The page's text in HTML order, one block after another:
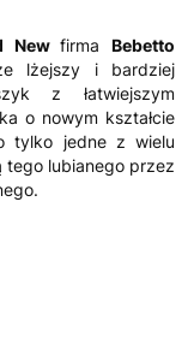
NewfirmaBebetto
lżejszy i bardziej
z łatwiejszym
o nowym kształcie
tylko jedne z wielu
tego lubianego przez